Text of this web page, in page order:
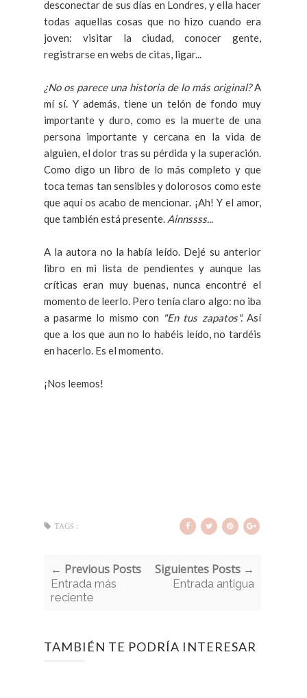
desconectar de sus días en Londres, y ella hacer
todas aquellas cosas que no hizo cuando era
joven: visitar la ciudad, conocer gente,
registrarse en webs de citas, ligar...
¿No os parece una historia de lo más original?A
mí sí. Y además, tiene un telón de fondo muy
importante y duro, como es la muerte de una
persona importante y cercana en la vida de
alguien, el dolor tras su pérdida y la superación.
Como digo un libro de lo más completo y que
toca temas tan sensibles y dolorosos como este
que aquí os acabo de mencionar. ¡Ah! Y el amor,
que también está presente. Ainnssss...
A la autora no la había leído. Dejé su anterior
libro en mi lista de pendientes y aunque las
críticas eran muy buenas, nunca encontré el
momento de leerlo. Pero tenía claro algo: no iba
a pasarme lo mismo con "En tus zapatos". Así
que a los que aun no lo habéis leído, no tardéis
en hacerlo. Es el momento.
¡Nos leemos!
TAGS :
← Previous Posts
Entrada más
reciente
Siguientes Posts →
Entrada antigua
TAMBIÉN TE PODRÍA INTERESAR